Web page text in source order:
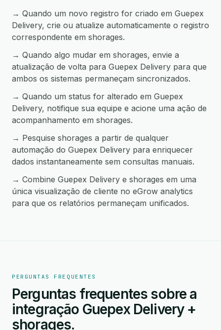
→ Quando um novo registro for criado em Guepex
Delivery, crie ou atualize automaticamente o registro
correspondente em shorages.
→ Quando algo mudar em shorages, envie a
atualização de volta para Guepex Delivery para que
ambos os sistemas permaneçam sincronizados.
→ Quando um status for alterado em Guepex
Delivery, notifique sua equipe e acione uma ação de
acompanhamento em shorages.
→ Pesquise shorages a partir de qualquer
automação do Guepex Delivery para enriquecer
dados instantaneamente sem consultas manuais.
→ Combine Guepex Delivery e shorages em uma
única visualização de cliente no eGrow analytics
para que os relatórios permaneçam unificados.
PERGUNTAS FREQUENTES
Perguntas frequentes sobre a
integração Guepex Delivery +
shorages.